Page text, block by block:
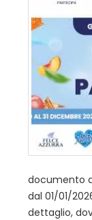
documento
dal 01/01/
dettaglio,